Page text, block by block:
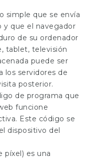
simple que se envía
y que el navegador
de su ordenador
tablet, televisión
puede ser
los servidores de
posterior.
de programa que
funcione
Este código se
dispositivo del
píxel) es una